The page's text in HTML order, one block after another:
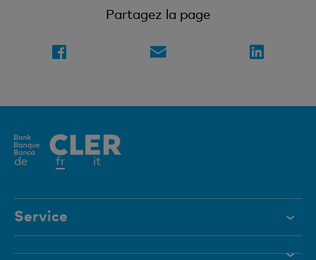
Partagez la page
de frElément
it
Service